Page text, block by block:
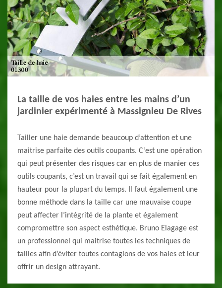
La taille de vos haies entre les mains d’un
jardinier expérimenté à Massignieu De Rives
Tailler une haie demande beaucoup d’attention et une
maitrise parfaite des outils coupants. C’est une opération
qui peut présenter des risques car en plus de manier ces
outils coupants, c’est un travail qui se fait également en
hauteur pour la plupart du temps. Il faut également une
bonne méthode dans la taille car une mauvaise coupe
peut affecter l’intégrité de la plante et également
compromettre son aspect esthétique. Bruno Elagage est
un professionnel qui maitrise toutes les techniques de
tailles afin d’éviter toutes contagions de vos haies et leur
offrir un design attrayant.